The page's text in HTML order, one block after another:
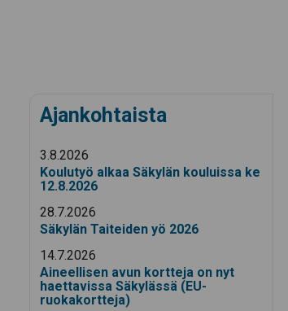
Ajankohtaista
3.8.2026
Koulutyö alkaa Säkylän kouluissa ke
12.8.2026
28.7.2026
Säkylän Taiteiden yö 2026
14.7.2026
Aineellisen avun kortteja on nyt
haettavissa Säkylässä (EU-
ruokakortteja)